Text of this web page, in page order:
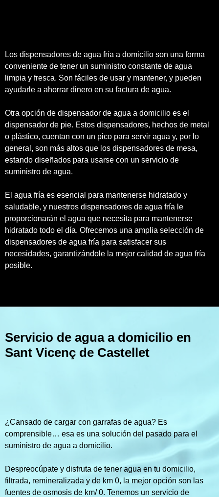
Los dispensadores de agua fría a domicilio son una forma
conveniente de tener un suministro constante de agua
limpia y fresca. Son fáciles de usar y mantener, y pueden
ayudarle a ahorrar dinero en su factura de agua.
Otra opción de dispensador de agua a domicilio es el
dispensador de pie. Estos dispensadores, hechos de metal
o plástico, cuentan con un pico para servir agua y, por lo
general, son más altos que los dispensadores de mesa,
estando diseñados para usarse con un servicio de
suministro de agua.
El agua fría es esencial para mantenerse hidratado y
saludable, y nuestros dispensadores de agua fría le
proporcionarán el agua que necesita para mantenerse
hidratado todo el día. Ofrecemos una amplia selección de
dispensadores de agua fría para satisfacer sus
necesidades, garantizándole la mejor calidad de agua fría
posible.
Servicio de agua a domicilio en
Sant Vicenç de Castellet
¿Cansado de cargar con garrafas de agua? Es
comprensible… esa es una solución del pasado para el
suministro de agua a domicilio.
Despreocúpate y disfruta de tener agua en tu domicilio,
filtrada, remineralizada y de km 0, la mejor opción son las
fuentes de osmosis de km/ 0. Tenemos un servicio de